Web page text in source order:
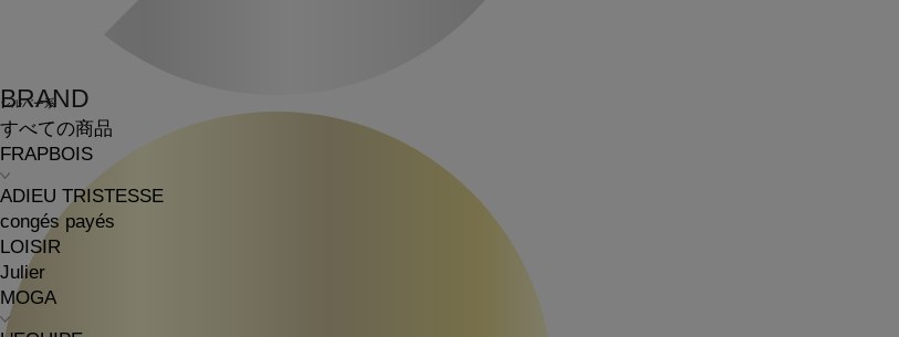
BRAND
すべての商品
FRAPBOIS
ADIEU TRISTESSE
congés payés
LOISIR
Julier
MOGA
シルバー系